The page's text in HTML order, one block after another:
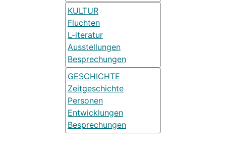
KULTUR
Fluchten
L-iteratur
Ausstellungen
Besprechungen
GESCHICHTE
Zeitgeschichte
Personen
Entwicklungen
Besprechungen